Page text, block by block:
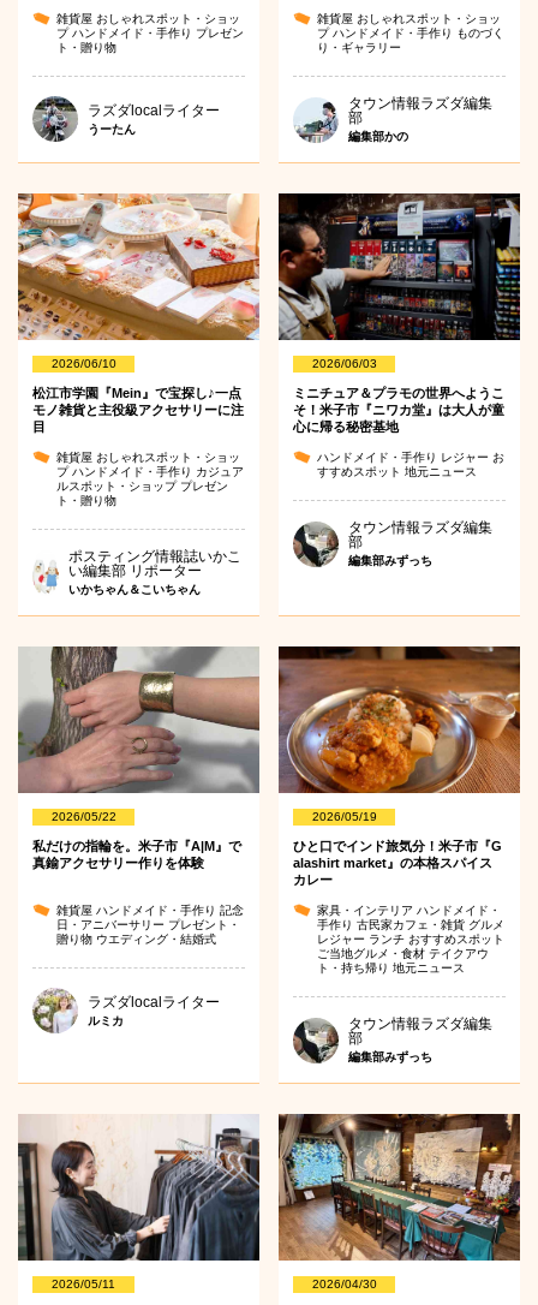
雑貨屋 おしゃれスポット・ショッ
プハンドメイド・手作り プレゼン
ト・贈り物
ラズダlocalライター
うーたん
雑貨屋 おしゃれスポット・ショッ
プハンドメイド・手作り
ものづく
り・ギャラリー
タウン情報ラズダ編集
部
編集部かの
2026/06/10
松江市学園『Mein』で宝探し♪一点
モノ雑貨と主役級アクセサリーに注
目
雑貨屋 おしゃれスポット・ショッ
プハンドメイド・手作り カジュア
ルスポット・ショップ プレゼン
ト・贈り物
ポスティング情報誌いかこ
い編集部 リポーター
いかちゃん＆こいちゃん
2026/06/03
ミニチュア＆プラモの世界へようこ
そ！米子市『ニワカ堂』は大人が童
心に帰る秘密基地
ハンドメイド・手作り レジャー お
すすめスポット地元ニュース
タウン情報ラズダ編集
部
編集部みずっち
2026/05/22
私だけの指輪を。米子市『A|M』で
真鍮アクセサリー作りを体験
雑貨屋 ハンドメイド・手作り 記念
日・アニバーサリー プレゼント・
贈り物 ウエディング・結婚式
ラズダlocalライター
ルミカ
2026/05/19
ひと口でインド旅気分！米子市『G
alashirt market』の本格スパイス
カレー
家具・インテリアハンドメイド・
手作り古民家カフェ・雑貨 グルメ
レジャー ランチ おすすめスポット
ご当地グルメ・食材テイクアウ
ト・持ち帰り地元ニュース
タウン情報ラズダ編集
部
編集部みずっち
2026/05/11 2026/04/30